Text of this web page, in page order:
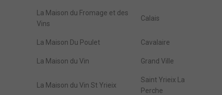
La Maison du Fromage et des
Vins
Calais
La Maison Du Poulet Cavalaire
La Maison du Vin Grand Ville
La Maison du Vin St Yrieix
Saint Yrieix La
Perche